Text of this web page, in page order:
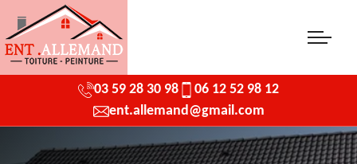
03 59 28 30 98
06 12 52 98 12
ent.allemand@gmail.com